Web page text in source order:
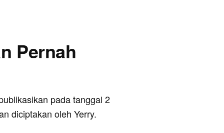
Pernah
pada tanggal 2
diciptakan oleh Yerry.